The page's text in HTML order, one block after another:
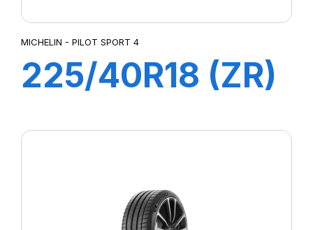
MICHELIN - PILOT SPORT 4
225/40R18 (ZR)